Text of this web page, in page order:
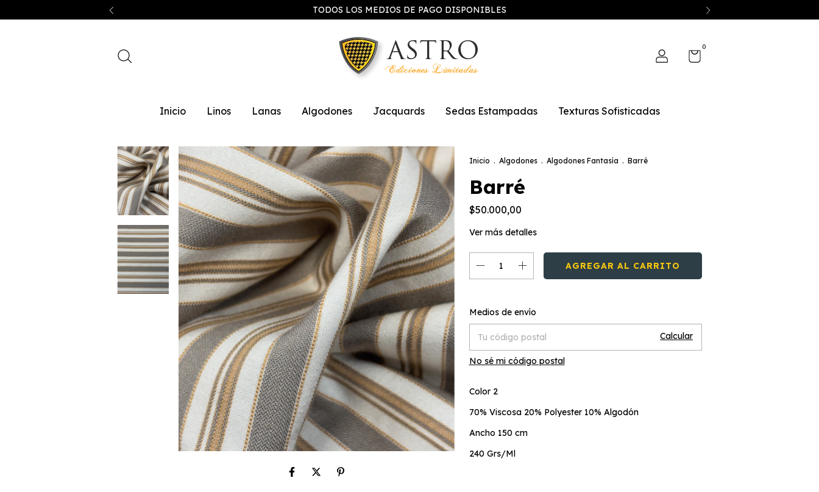
TODOS LOS MEDIOS DE PAGO DISPONIBLES
0
Inicio Linos Lanas Algodones Jacquards Sedas Estampadas Texturas Sofisticadas
Inicio . Algodones . Algodones Fantasía . Barré
Barré
$50.000,00
Ver más detalles
Entregas para el CP:
Medios de envío
Calcular
No sé mi código postal
Color 2
70% Viscosa 20% Polyester 10% Algodón
Ancho 150 cm
240 Grs/Ml